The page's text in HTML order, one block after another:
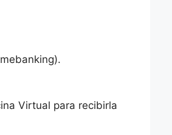
Virtual para recibirla